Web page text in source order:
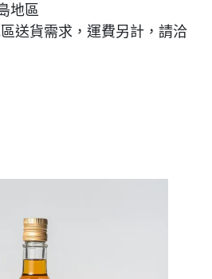
地區
送貨需求，運費另計，請洽